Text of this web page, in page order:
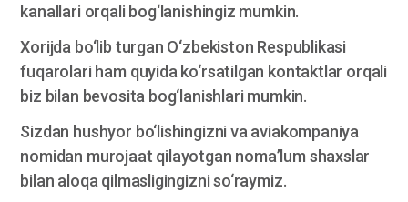
kanallari orqali bog‘lanishingiz mumkin.
Xorijda bo‘lib turgan O‘zbekiston Respublikasi
fuqarolari ham quyida ko‘rsatilgan kontaktlar orqali
biz bilan bevosita bog‘lanishlari mumkin.
Sizdan hushyor bo‘lishingizni va aviakompaniya
nomidan murojaat qilayotgan noma’lum shaxslar
bilan aloqa qilmasligingizni so‘raymiz.